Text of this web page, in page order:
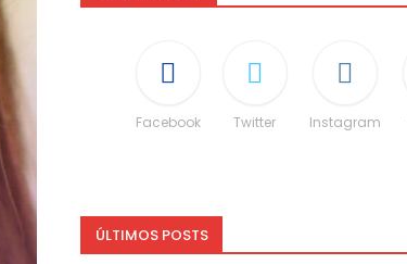
Facebook Twitter Instagram
ÚLTIMOS POSTS